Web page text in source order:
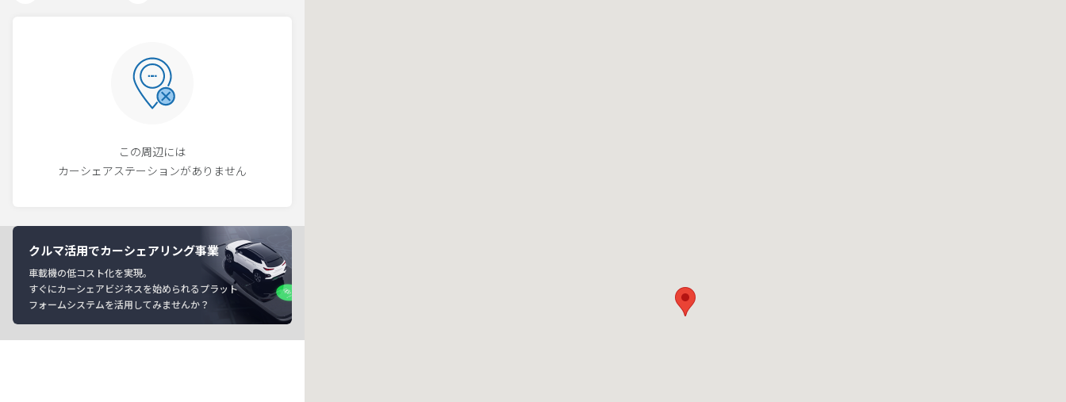
この周辺には
カーシェアステーションがありません
クルマ活用でカーシェアリング事業
車載機の低コスト化を実現。
すぐにカーシェアビジネスを始められるプラット
フォームシステムを活用してみませんか？